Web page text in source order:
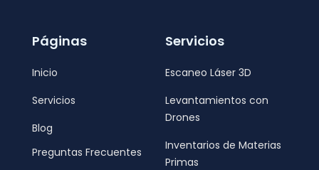
Páginas
Inicio
Servicios
Blog
Preguntas Frecuentes
Servicios
Escaneo Láser 3D
Levantamientos con
Drones
Inventarios de Materias
Primas